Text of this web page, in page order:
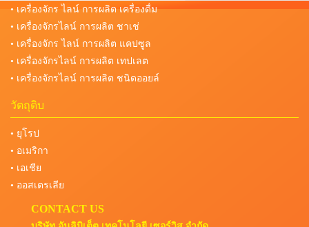
• เครื่องจักร ไลน์ การผลิต เครื่องดื่ม
• เครื่องจักรไลน์ การผลิต ชาเช่
• เครื่องจักร ไลน์ การผลิต แคปซูล
• เครื่องจักรไลน์ การผลิต เทปเลต
• เครื่องจักรไลน์ การผลิต ชนิดออยล์
วัตถุดิบ
• ยุโรป
• อเมริกา
• เอเชีย
• ออสเตรเลีย
CONTACT US